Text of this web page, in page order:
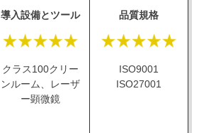
導入設備とツール
クラス100クリー
ンルーム、レーザ
ー顕微鏡
品質規格
ISO9001
ISO27001